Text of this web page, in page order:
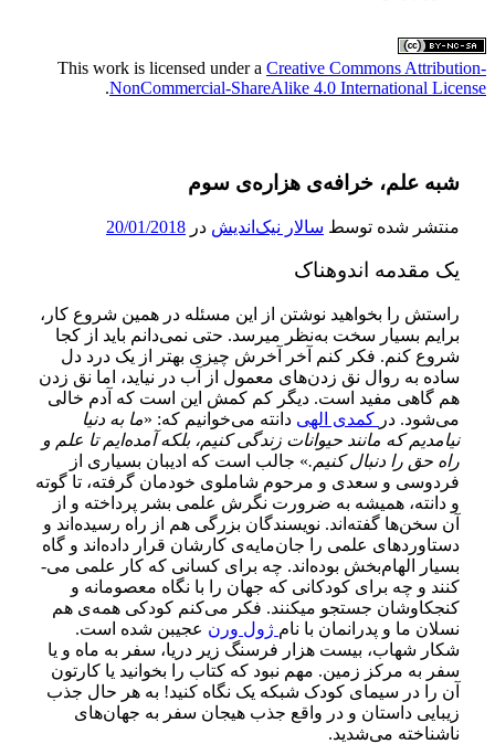
This work is licensed under aCreative Commons
NonCommercial-ShareAlike 4.0 International
.
شبه علم، خرافه‌ی هزاره‌ی سوم
منتشر شده توسطسالار نیک‌اندیشدر20/01/2018
یک مقدمه اندوهناک
راستش را بخواهید نوشتن از این مسئله در همین شروع کار،
برایم بسیار سخت به‌نظر می­رسد. حتی نمی‌­دانم باید از کجا
شروع کنم. فکر کنم آخر آخرش چیزی بهتر از یک درد دل
ساده به روال نق زدن‌­های معمول از آب در نیاید، اما نق زدن
هم گاهی مفید است. دیگر کم کمش این است که آدم خالی
می‌­شود.درکمدی الهیدانته می‌­خوانیم که: « ما به دنیا
نیامدیم که مانند حیوانات زندگی کنیم، بلکه آمده‌­ایم تا علم و
راه حق را دنبال کنیم.» جالب است که ادیبان بسیاری از
فردوسی و سعدی و مرحوم شاملوی خودمان گرفته، تا گوته
و دانته، همیشه به ضرورت نگرش علمی بشر پرداخته و از
آن سخن­‌ها گفته‌­اند.نویسندگان بزرگی هم از راه رسیده‌­اند و
دستاورد­های علمی را جان­‌مایه‌ی کارشان قرار داده‌اند و گاه
بسیار الهام­‌بخش بوده‌­اند. چه برای کسانی که کار علمی می‌­
کنند و چه برای کودکانی که جهان را با نگاه معصومانه و
کنجکاوشان جستجو می­کنند.فکر می‌­کنم کودکی همه‌ی هم­‌
نسلان ما و پدرانمان با نامژول ورن عجیبن شده است.
شکار شهاب، بیست هزار فرسنگ زیر دریا، سفر به ماه و یا
سفر به مرکز زمین. مهم نبود که کتاب را بخوانید یا کارتون
آن را در سیمای کودک شبکه یک نگاه کنید! به هر حال جذب
زیبایی داستان و در واقع جذب هیجان سفر به جهان‌­های
ناشناخته می‌­شدید.